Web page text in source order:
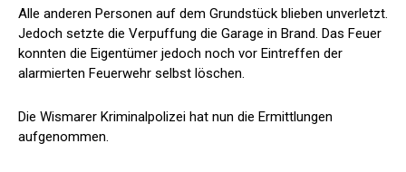
Alle anderen Personen auf dem Grundstück blieben unverletzt.
Jedoch setzte die Verpuffung die Garage in Brand. Das Feuer
konnten die Eigentümer jedoch noch vor Eintreffen der
alarmierten Feuerwehr selbst löschen.
Die Wismarer Kriminalpolizei hat nun die Ermittlungen
aufgenommen.